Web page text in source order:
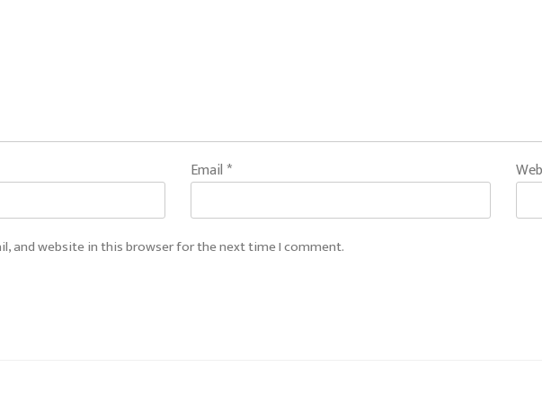
Email *
and website in this browser for the next time I comment.